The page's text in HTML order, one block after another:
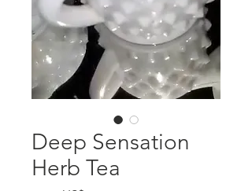
Deep Sensation
Herb Tea